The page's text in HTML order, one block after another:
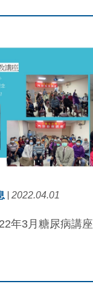
2022.04.01
年3月糖尿病講座